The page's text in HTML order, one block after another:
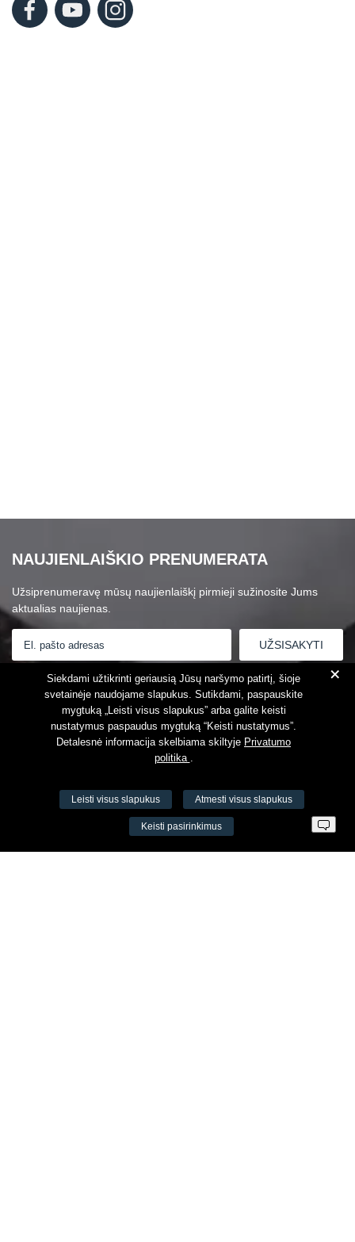
NAUJIENLAIŠKIO PRENUMERATA
Užsiprenumeravę mūsų naujienlaiškį pirmieji sužinosite Jums
aktualias naujienas.
Susipažinau suPrivatumo politika
VŠĮ Fitneso mokymo centras AEROMIX
+
Siekdami užtikrinti geriausią Jūsų naršymo patirtį, šioje
svetainėje naudojame slapukus. Sutikdami, paspauskite
mygtuką „Leisti visus slapukus” arba galite keisti
nustatymus paspaudus mygtuką “Keisti nustatymus”.
Detalesnė informacija skelbiama skiltyje Privatumo
politika .
Leisti visus slapukus Atmesti visus slapukus
Keisti pasirinkimus